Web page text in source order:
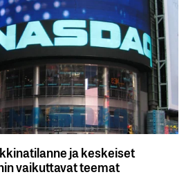
ja keskeiset
vaikuttavat teemat